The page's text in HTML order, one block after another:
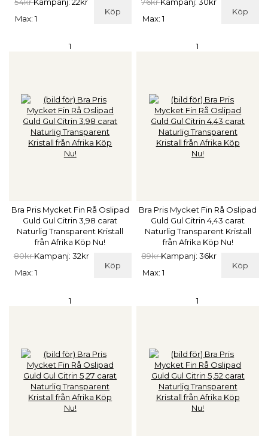
Köp
Max: 1
Köp
Max: 1
1
Bra Pris Mycket Fin Rå Oslipad
Guld Gul Citrin 3,98 carat
Naturlig Transparent Kristall
från Afrika Köp Nu!
80krKampanj: 32kr
Köp
Max: 1
1
Bra Pris Mycket Fin Rå Oslipad
Guld Gul Citrin 4,43 carat
Naturlig Transparent Kristall
från Afrika Köp Nu!
89krKampanj: 36kr
Köp
Max: 1
1 1